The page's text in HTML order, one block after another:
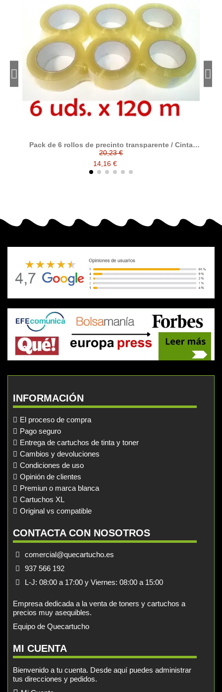
Pack de 6 rollos de precinto transparente / Cinta
adhesiva de polipropileno transparente tamaño 120
metros x 48 ancho
20,23 €
14,16 €
INFORMACIÓN
El proceso de compra
Pago seguro
Entrega de cartuchos de tinta y toner
Cambios y devoluciones
Condiciones de uso
Opinión de clientes
Premiun o marca blanca
Cartuchos XL
Original vs compatible
CONTACTA CON NOSOTROS
comercial@quecartucho.es
937 566 192
L-J: 08:00 a 17:00 y Viernes: 08:00 a 15:00
Empresa dedicada a la venta de toners y cartuchos a
precios muy asequibles.
Equipo de Quecartucho
MI CUENTA
Bienvenido a tu cuenta. Desde aquí puedes administrar
tus direcciones y pedidos.